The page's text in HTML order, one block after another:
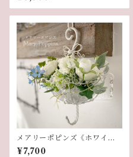
メアリーポピンズ《ホワイ
ト》
¥7,700